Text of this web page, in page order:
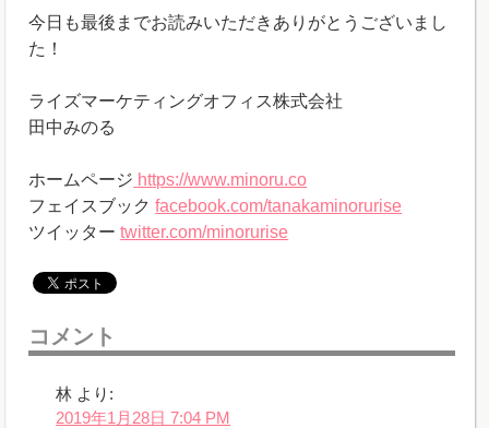
今日も最後までお読みいただきありがとうございまし
た！
ライズマーケティングオフィス株式会社
田中みのる
ホームページ https://www.minoru.co
フェイスブックfacebook.com/tanakaminorurise
ツイッターtwitter.com/minorurise
コメント
林 より:
2019年1月28日 7:04 PM